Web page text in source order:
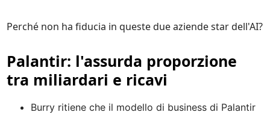
Perché non ha fiducia in queste due aziende star dell'AI?
Palantir: l'assurda proporzione
tra miliardari e ricavi
Burry ritiene che il modello di business di Palantir